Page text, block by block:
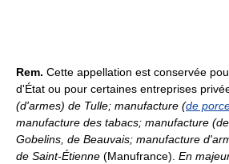
Rem. Cette appellation est conservée
d'État ou pour certaines entreprises
(d'armes) de Tulle; manufacture (de
manufacture des tabacs; manufacture
Gobelins, de Beauvais; manufacture
de Saint-Étienne (Manufrance). En